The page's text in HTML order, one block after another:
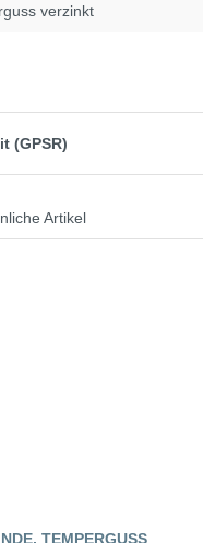
verzinkt
(GPSR)
Artikel
TEMPERGUSS